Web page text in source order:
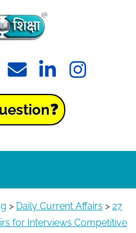
Email LinkedInInstagram
> Daily Current Affairs > 27
for Interviews Competitive